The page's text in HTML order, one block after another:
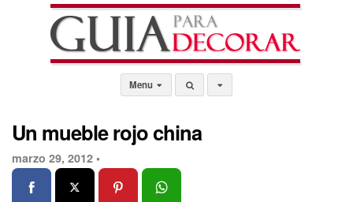
Menu
Un mueble rojo china
marzo 29, 2012 •